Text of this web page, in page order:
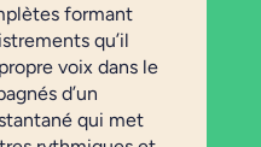
formant
qu’il
voix dans le
d’un
qui met